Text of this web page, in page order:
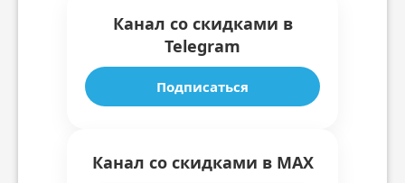
Канал со скидками в
Telegram
Подписаться
Канал со скидками в MAX